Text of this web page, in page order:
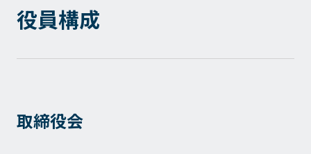
役員構成
取締役会